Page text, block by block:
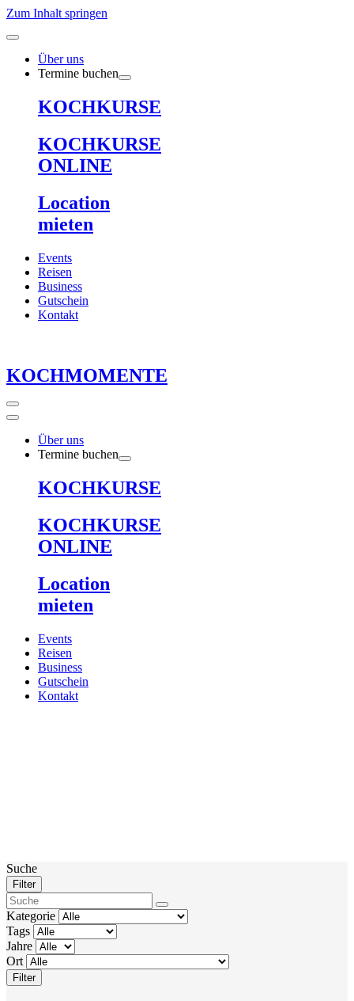
Zum Inhalt springen
Über uns
Termine buchen
KOCHKURSE
KOCHKURSE
ONLINE
Location
mieten
Events
Reisen
Business
Gutschein
Kontakt
KOCHMOMENTE
Über uns
Termine buchen
KOCHKURSE
KOCHKURSE
ONLINE
Location
mieten
Events
Reisen
Business
Gutschein
Kontakt
Suche
Filter
Kategorie
Tags
Jahre
Ort
Filter